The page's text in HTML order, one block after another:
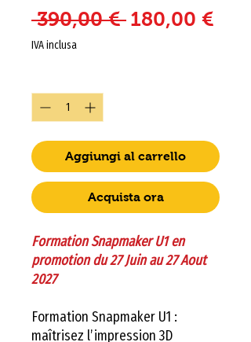
390,00 € Prezzo
180,00 €
IVA inclusa
Aggiungi al carrello
Acquista ora
Formation Snapmaker U1 en
promotion du 27 Juin au 27 Aout
2027
Formation Snapmaker U1 :
maîtrisez l’impression 3D